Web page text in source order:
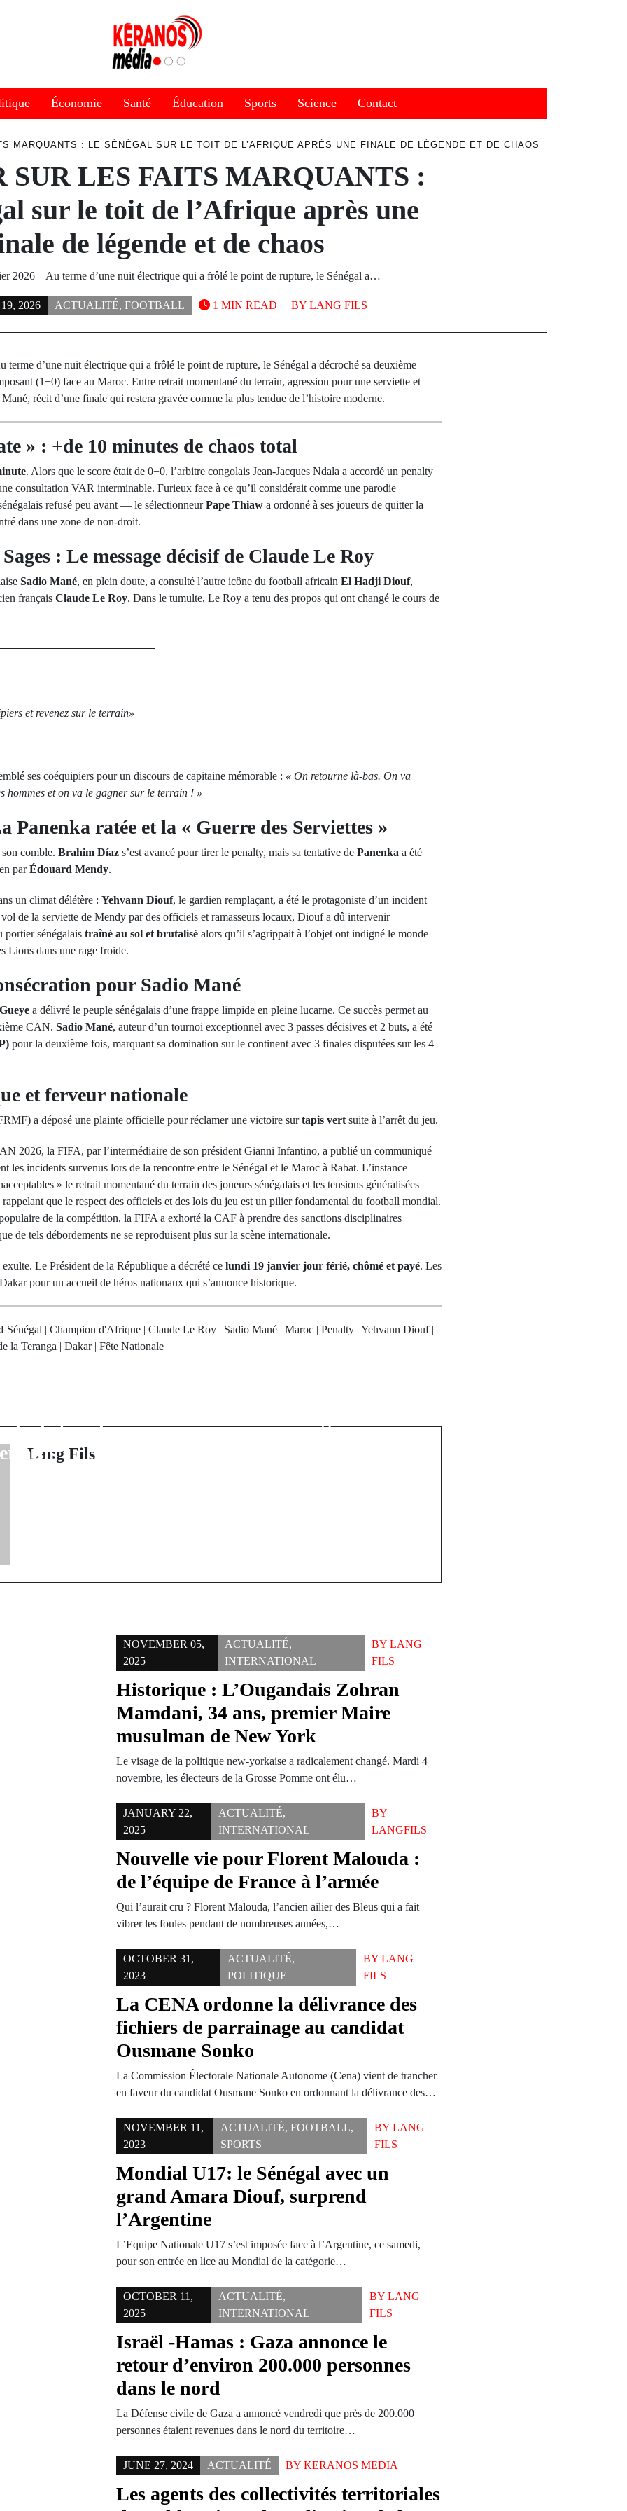
Économie Santé Éducation Sports Science Contact
MARQUANTS : LE SÉNÉGAL SUR LE TOIT DE L’AFRIQUE APRÈS UNE FINALE DE LÉGENDE ET DE CHAOS
SUR LES FAITS MARQUANTS :
sur le toit de l’Afrique après une
de légende et de chaos
2026 – Au terme d’une nuit électrique qui a frôlé le point de rupture, le Sénégal a…
2026 ACTUALITÉ, FOOTBALL BY LANG FILS
1 MIN READ
terme d’une nuit électrique qui a frôlé le point de rupture, le Sénégal a décroché sa deuxième
(1−0) face au Maroc. Entre retrait momentané du terrain, agression pour une serviette et
récit d’une finale qui restera gravée comme la plus tendue de l’histoire moderne.
» : +de 10 minutes de chaos total
. Alors que le score était de 0−0, l’arbitre congolais Jean-Jacques Ndala a accordé un penalty
consultation VAR interminable. Furieux face à ce qu’il considérait comme une parodie
refusé peu avant — le sélectionneurPape Thiaw a ordonné à ses joueurs de quitter la
dans une zone de non-droit.
: Le message décisif de Claude Le Roy
Sadio Mané, en plein doute, a consulté l’autre icône du football africain El Hadji Diouf,
français Claude Le Roy. Dans le tumulte, Le Roy a tenu des propos qui ont changé le cours de
et revenez sur le terrain»
ses coéquipiers pour un discours de capitaine mémorable : « On retourne là-bas. On va
hommes et on va le gagner sur le terrain ! »
Panenka ratée et la « Guerre des Serviettes »
comble. Brahim Díaz s’est avancé pour tirer le penalty, mais sa tentative de Panenka a été
parÉdouard Mendy.
un climat délétère : Yehvann Diouf, le gardien remplaçant, a été le protagoniste d’un incident
de la serviette de Mendy par des officiels et ramasseurs locaux, Diouf a dû intervenir
portier sénégalais traîné au sol et brutalisé alors qu’il s’agrippait à l’objet ont indigné le monde
Lions dans une rage froide.
pour Sadio Mané
a délivré le peuple sénégalais d’une frappe limpide en pleine lucarne. Ce succès permet au
CAN. Sadio Mané, auteur d’un tournoi exceptionnel avec 3 passes décisives et 2 buts, a été
pour la deuxième fois, marquant sa domination sur le continent avec 3 finales disputées sur les 4
et ferveur nationale
a déposé une plainte officielle pour réclamer une victoire surtapis vert suite à l’arrêt du jeu.
2026, la FIFA, par l’intermédiaire de son président Gianni Infantino, a publié un communiqué
les incidents survenus lors de la rencontre entre le Sénégal et le Maroc à Rabat. L’instance
» le retrait momentané du terrain des joueurs sénégalais et les tensions généralisées
que le respect des officiels et des lois du jeu est un pilier fondamental du football mondial.
de la compétition, la FIFA a exhorté la CAF à prendre des sanctions disciplinaires
de tels débordements ne se reproduisent plus sur la scène internationale.
Le Président de la République a décrété ce lundi 19 janvier jour férié, chômé et payé. Les
pour un accueil de héros nationaux qui s’annonce historique.
Sénégal | Champion d'Afrique | Claude Le Roy | Sadio Mané | Maroc | Penalty | Yehvann Diouf |
la Teranga | Dakar | Fête Nationale
: Entre guerre
de tous les
Lang Fils
NOVEMBER 05,
2025
ACTUALITÉ,
INTERNATIONAL
BYLANG
FILS
Historique : L’Ougandais Zohran
Mamdani, 34 ans, premier Maire
musulman de New York
Le visage de la politique new-yorkaise a radicalement changé. Mardi 4
novembre, les électeurs de la Grosse Pomme ont élu…
JANUARY 22,
2025
ACTUALITÉ,
INTERNATIONAL
BY
LANGFILS
Nouvelle vie pour Florent Malouda :
de l’équipe de France à l’armée
Qui l’aurait cru ? Florent Malouda, l’ancien ailier des Bleus qui a fait
vibrer les foules pendant de nombreuses années,…
OCTOBER 31,
2023
ACTUALITÉ,
POLITIQUE
BY LANG
FILS
La CENA ordonne la délivrance des
fichiers de parrainage au candidat
Ousmane Sonko
La Commission Électorale Nationale Autonome (Cena) vient de trancher
en faveur du candidat Ousmane Sonko en ordonnant la délivrance des…
NOVEMBER 11,
2023
ACTUALITÉ,FOOTBALL,
SPORTS
BY LANG
FILS
Mondial U17: le Sénégal avec un
grand Amara Diouf, surprend
l’Argentine
L’Equipe Nationale U17 s’est imposée face à l’Argentine, ce samedi,
pour son entrée en lice au Mondial de la catégorie…
OCTOBER 11,
2025
ACTUALITÉ,
INTERNATIONAL
BYLANG
FILS
Israël -Hamas : Gaza annonce le
retour d’environ 200.000 personnes
dans le nord
La Défense civile de Gaza a annoncé vendredi que près de 200.000
personnes étaient revenues dans le nord du territoire…
JUNE 27, 2024 ACTUALITÉ BYKERANOS MEDIA
Les agents des collectivités territoriales